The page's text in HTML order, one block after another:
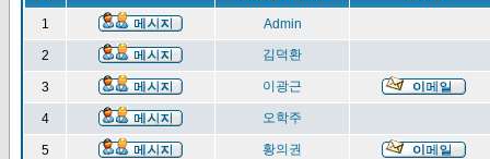
1 Admin
2 김덕환
3 이광근
4 오학주
5 황의권